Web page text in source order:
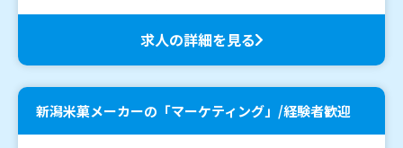
求人の詳細を見る
新潟米菓メーカーの「マーケティング」/経験者歓迎